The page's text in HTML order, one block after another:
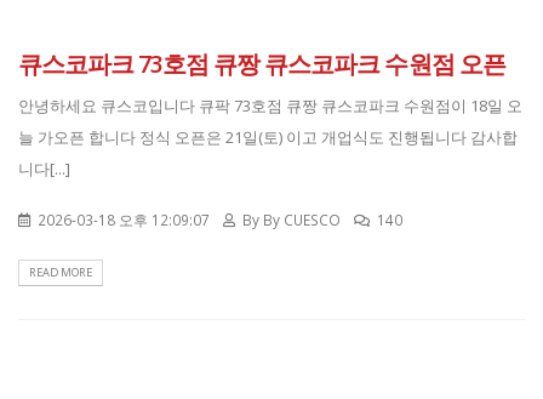
큐스코파크 73호점 큐짱 큐스코파크 수원점 오픈
안녕하세요 큐스코입니다 큐팍 73호점 큐짱 큐스코파크 수원점이 18일 오
늘 가오픈 합니다 정식 오픈은 21일(토) 이고 개업식도 진행됩니다 감사합
니다[...]
2026-03-18 오후 12:09:07 By By CUESCO 140
READ MORE